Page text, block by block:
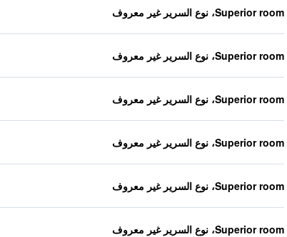
Superior room، نوع السرير غير معروف
Superior room، نوع السرير غير معروف
Superior room، نوع السرير غير معروف
Superior room، نوع السرير غير معروف
Superior room، نوع السرير غير معروف
Superior room، نوع السرير غير معروف